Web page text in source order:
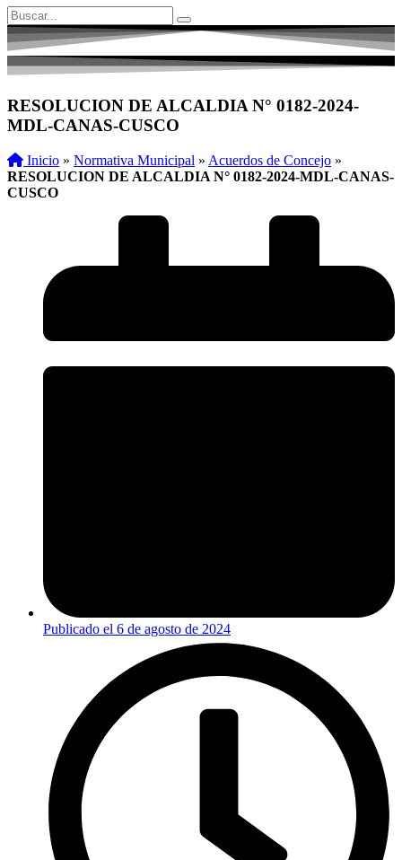
RESOLUCION DE ALCALDIA N° 0182-2024-
MDL-CANAS-CUSCO
Inicio » Normativa Municipal » Acuerdos de Concejo »
RESOLUCION DE ALCALDIA N° 0182-2024-MDL-CANAS-
CUSCO
Publicado el 6 de agosto de 2024